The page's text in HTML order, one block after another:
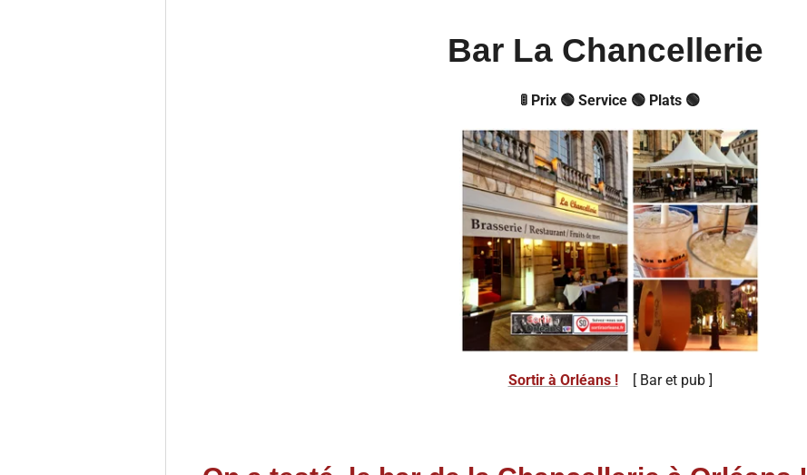
Bar La Chancellerie
🚦 Prix 🟢 Service 🟢 Plats 🟢
Sortir à Orléans ![ Bar et pub ]